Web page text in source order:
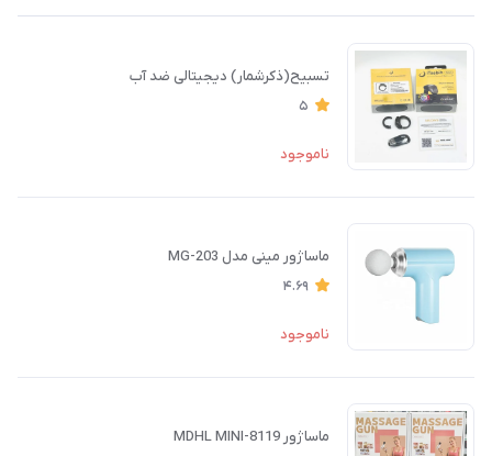
تسبیح(ذکرشمار) دیجیتالی ضد آب
5
ناموجود
ماساژور مینی مدل MG-203
4.69
ناموجود
ماساژور MDHL MINI-8119